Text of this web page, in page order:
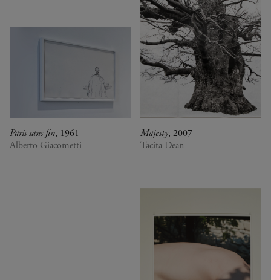
Paris sans fin, 1961
Alberto Giacometti
Majesty, 2007
Tacita Dean